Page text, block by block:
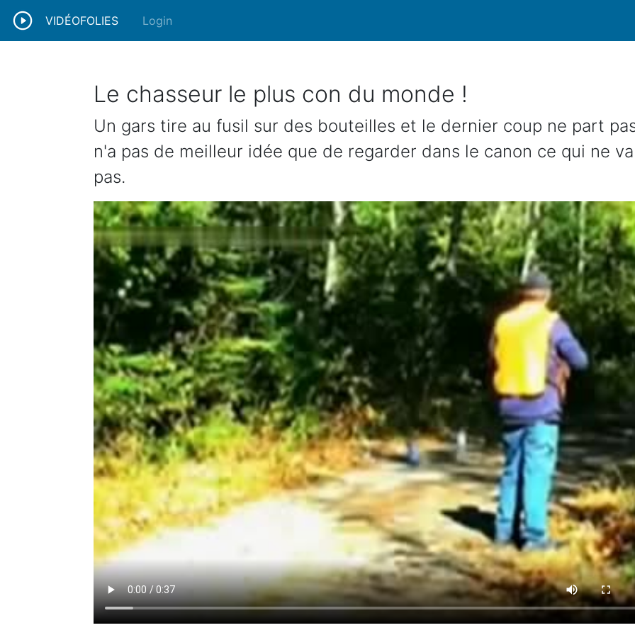
VIDÉOFOLIES Login
Le chasseur le plus con du monde !
Un gars tire au fusil sur des bouteilles et le dernier coup ne part
n'a pas de meilleur idée que de regarder dans le canon ce qui ne va
pas.